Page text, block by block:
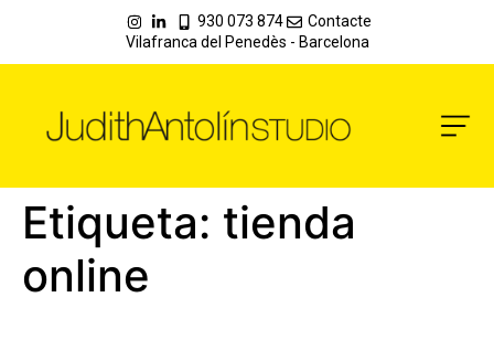
930 073 874
Contacte
Vilafranca del Penedès - Barcelona
Etiqueta: tienda
online